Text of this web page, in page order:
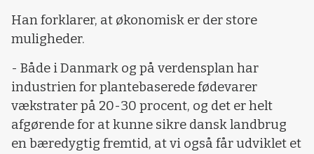
Han forklarer, at økonomisk er der store
muligheder.
- Både i Danmark og på verdensplan har
industrien for plantebaserede fødevarer
vækstrater på 20-30 procent, og det er helt
afgørende for at kunne sikre dansk landbrug
en bæredygtig fremtid, at vi også får udviklet et